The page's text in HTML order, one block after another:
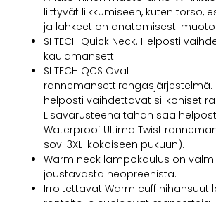
liittyvät liikkumiseen, kuten torso,
ja lahkeet on anatomisesti
SI TECH Quick Neck. Helposti
kaulamansetti.
SI TECH QCS Oval
rannemansettirengasjärjestelmä.
helposti vaihdettavat silikoniset
Lisävarusteena tähän saa
Waterproof Ultima Twist
sovi 3XL-kokoiseen pukuun).
Warm neck lämpökaulus on
joustavasta neopreenista.
Irroitettavat Warm cuff hihansuut